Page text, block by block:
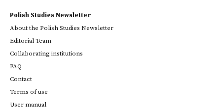
Polish Studies Newsletter
About the Polish Studies Newsletter
Editorial Team
Collaborating institutions
FAQ
Contact
Terms of use
User manual